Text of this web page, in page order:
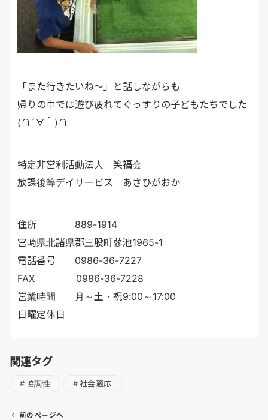
「また行きたいね～」と話しながらも
帰りの車では遊び疲れてぐっすりの子どもたちでした
(∩´∀｀)∩
特定非営利活動法人 笑福会
放課後等デイサービス あさひがおか
住所 889-1914
宮崎県北諸県郡三股町蓼池1965-1
電話番号 0986-36-7227
FAX 0986-36-7228
営業時間 月～土・祝9:00～17:00
日曜定休日
関連タグ
協調性 社会適応
前のページへ